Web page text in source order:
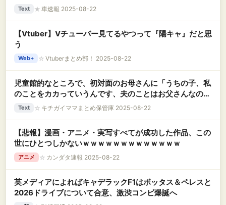
Text ★ 車速報 2025-08-22
【Vtuber】Vチューバー見てるやつって『陽キャ』だと思
う
Web+ ☆ Vtuberまとめ部！ 2025-08-22
児童館的なところで、初対面のお母さんに「うちの子、私
のことをカカっていうんです、夫のことはお父さんなの
に」みたいなことを言われた。
Text ☆ キチガイママまとめ保管庫 2025-08-22
【悲報】漫画・アニメ・実写すべてが成功した作品、この
世にひとつしかないｗｗｗｗｗｗｗｗｗｗｗｗｗ
アニメ ☆ カンダタ速報 2025-08-22
英メディアによればキャデラックF1はボッタス＆ペレスと
2026ドライブについて合意、激渋コンビ爆誕へ